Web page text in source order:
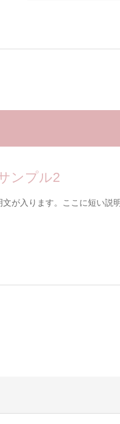
ンプル2
文が入ります。ここに短い説